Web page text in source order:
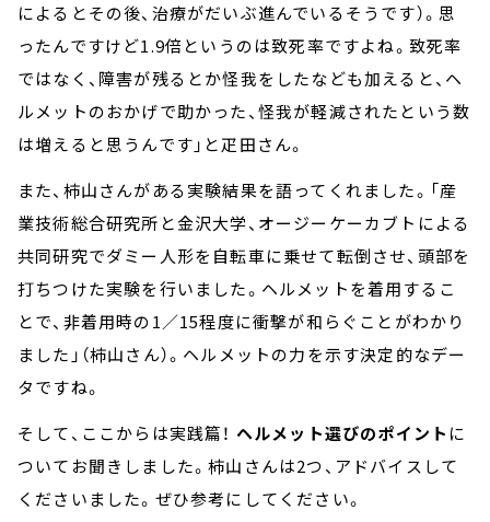
によるとその後、治療がだいぶ進んでいるそうです）。思
ったんですけど1.9倍というのは致死率ですよね。致死率
ではなく、障害が残るとか怪我をしたなども加えると、ヘ
ルメットのおかげで助かった、怪我が軽減されたという数
は増えると思うんです」と疋田さん。
また、柿山さんがある実験結果を語ってくれました。「産
業技術総合研究所と金沢大学、オージーケーカブトによる
共同研究でダミー人形を自転車に乗せて転倒させ、頭部を
打ちつけた実験を行いました。ヘルメットを着用するこ
とで、非着用時の1／15程度に衝撃が和らぐことがわかり
ました」（柿山さん）。ヘルメットの力を示す決定的なデー
タですね。
そして、ここからは実践篇！ ヘルメット選びのポイント に
ついてお聞きしました。柿山さんは2つ、アドバイスして
くださいました。ぜひ参考にしてください。